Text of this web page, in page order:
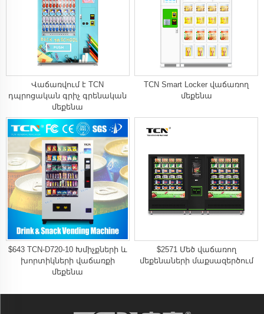
Վաճառվում է TCN
դպրոցական գրիչ գրենական
մեքենա
TCN Smart Locker վաճառող
մեքենա
$643 TCN-D720-10 Խմիչքների և
խորտիկների վաճառքի
մեքենա
$2571 Մեծ վաճառող
մեքենաների մաքսազերծում